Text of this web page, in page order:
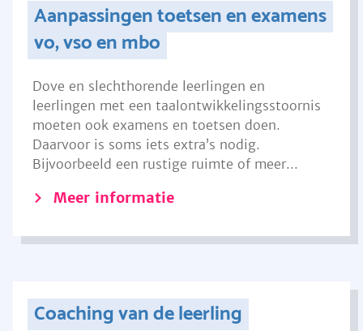
Aanpassingen toetsen en examens
vo, vso en mbo
Dove en slechthorende leerlingen en
leerlingen met een taalontwikkelingsstoornis
moeten ook examens en toetsen doen.
Daarvoor is soms iets extra’s nodig.
Bijvoorbeeld een rustige ruimte of meer...
Meer informatie
Coaching van de leerling